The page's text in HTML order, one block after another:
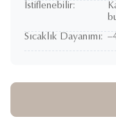
İstiflenebilir:
Sıcaklık Dayanımı: